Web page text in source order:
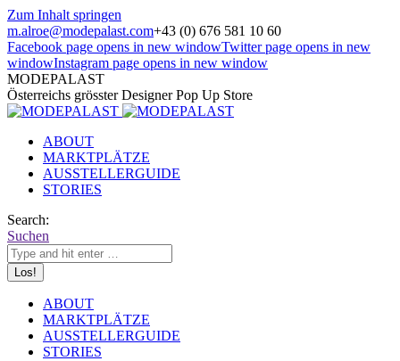
Zum Inhalt springen
m.alroe@modepalast.com+43 (0) 676 581 10 60
Facebook page opens in new windowTwitter page opens in new
windowInstagram page opens in new window
MODEPALAST
Österreichs grösster Designer Pop Up Store
ABOUT
MARKTPLÄTZE
AUSSTELLERGUIDE
STORIES
Search:
Suchen
ABOUT
MARKTPLÄTZE
AUSSTELLERGUIDE
STORIES